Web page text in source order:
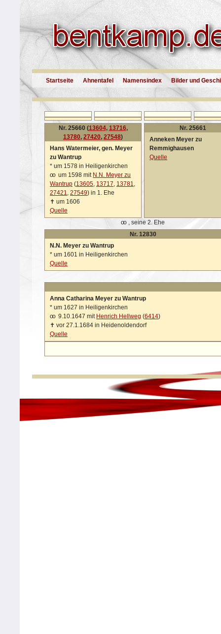
Startseite Ahnentafel Namensindex Bilder und
Nr. 25660 (13604, 13716,
13780, 27420, 27548)
Hans Watermeier, gen. Meyer
zu Wantrup
* um 1578 in Heiligenkirchen
oo um 1598 mit N.N. Meyer zu
Wantrup (13605, 13717, 13781,
27421, 27549) in 1. Ehe
✝ um 1606
Quelle
Nr. 25661
Anneken Meyer zu
Remmighausen
Quelle
oo , seine 2. Ehe
Nr. 12830
N.N. Meyer zu Wantrup
* um 1601 in Heiligenkirchen
Quelle
Anna Catharina Meyer zu Wantrup
* um 1627 in Heiligenkirchen
oo 9.10.1647 mit Henrich Hellweg (6414)
✝ vor 27.1.1684 in Heidenoldendorf
Quelle